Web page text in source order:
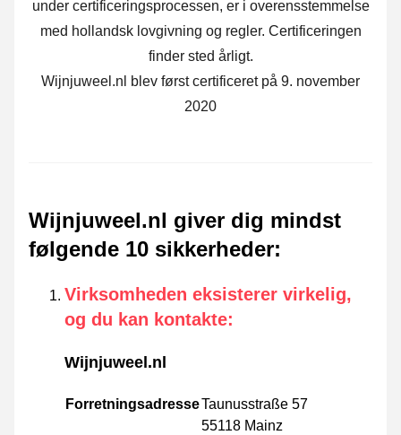
under certificeringsprocessen, er i overensstemmelse
med hollandsk lovgivning og regler. Certificeringen
finder sted årligt.
Wijnjuweel.nl blev først certificeret på 9. november
2020
Wijnjuweel.nl giver dig mindst
følgende 10 sikkerheder:
Virksomheden eksisterer virkelig,
og du kan kontakte:
Wijnjuweel.nl
ForretningsadresseTaunusstraße 57
55118 Mainz